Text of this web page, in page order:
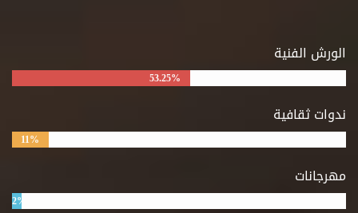
الورش الفنية
53.25%
ندوات ثقافية
11%
مهرجانات
2%